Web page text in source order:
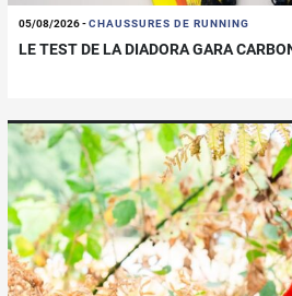
05/08/2026-CHAUSSURES DE RUNNING
LE TEST DE LA DIADORA GARA